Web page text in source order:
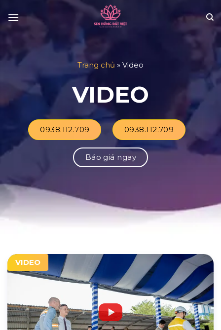
Trang chủ » Video
VIDEO
0938.112.709 0938.112.709
Báo giá ngay
VIDEO